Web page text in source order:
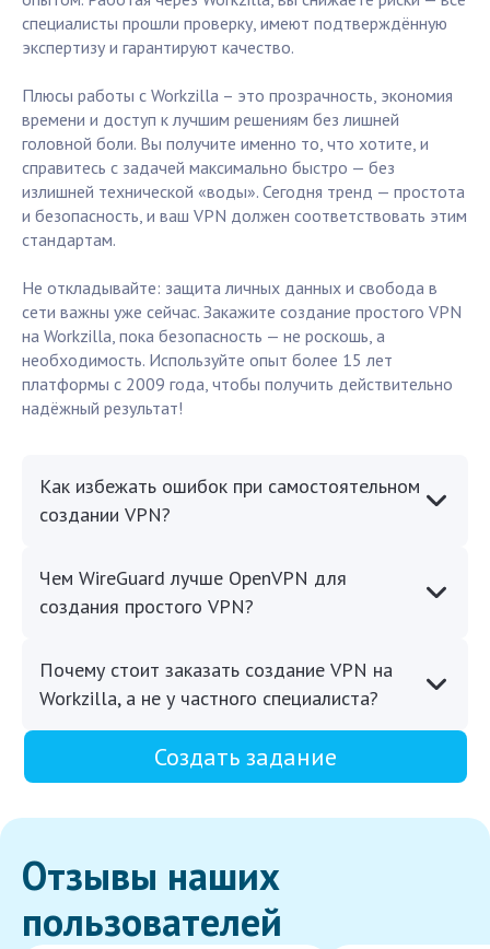
специалисты прошли проверку, имеют подтверждённую
экспертизу и гарантируют качество.
Плюсы работы с Workzilla – это прозрачность, экономия
времени и доступ к лучшим решениям без лишней
головной боли. Вы получите именно то, что хотите, и
справитесь с задачей максимально быстро — без
излишней технической «воды». Сегодня тренд — простота
и безопасность, и ваш VPN должен соответствовать этим
стандартам.
Не откладывайте: защита личных данных и свобода в
сети важны уже сейчас. Закажите создание простого VPN
на Workzilla, пока безопасность — не роскошь, а
необходимость. Используйте опыт более 15 лет
платформы с 2009 года, чтобы получить действительно
надёжный результат!
Как избежать ошибок при самостоятельном
создании VPN?
Чем WireGuard лучше OpenVPN для
создания простого VPN?
Почему стоит заказать создание VPN на
Workzilla, а не у частного специалиста?
Создать задание
Отзывы наших
пользователей